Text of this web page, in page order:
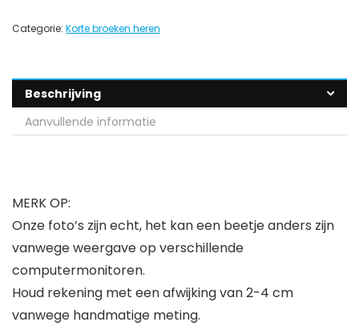
Categorie: Korte broeken heren
Beschrijving
Aanvullende informatie
MERK OP:
Onze foto’s zijn echt, het kan een beetje anders zijn
vanwege weergave op verschillende
computermonitoren.
Houd rekening met een afwijking van 2-4 cm
vanwege handmatige meting.